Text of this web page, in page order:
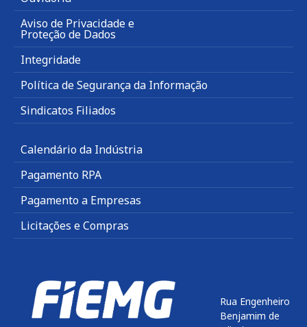
Aviso de Privacidade e
Proteção de Dados
Integridade
Política de Segurança da Informação
Sindicatos Filiados
Calendário da Indústria
Pagamento RPA
Pagamento a Empresas
Licitações e Compras
Rua Engenheiro
Benjamim de